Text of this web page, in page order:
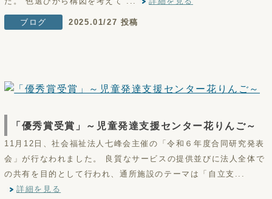
ブログ 2025.01/27 投稿
「優秀賞受賞」～児童発達支援センター花りんご～
11月12日、社会福祉法人七峰会主催の「令和６年度合同研究発表
会」が行なわれました。 良質なサービスの提供並びに法人全体で
の共有を目的として行われ、通所施設のテーマは「自立支...
詳細を見る